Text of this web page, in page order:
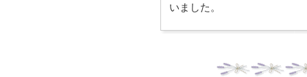
いました。